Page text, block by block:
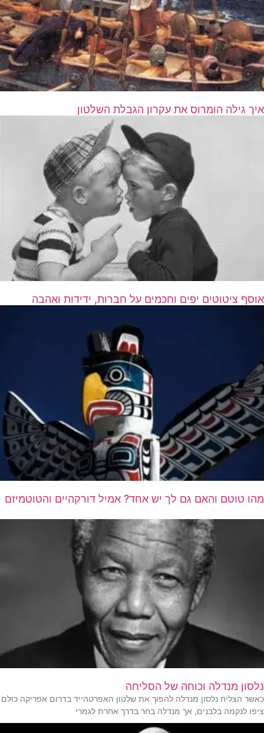
איך גילה הומרוס את עקרון הגבלת השלטון
אוסף ציטוטים יפים וחכמים על חברות, ידידות ואהבה
מהו טוטם והאם גם לך יש אחד? אמיל דורקהיים והטוטמיזם
נלסון מנדלה וכוחה של הסליחה
כאשר הצליח נלסון מנדלה להפוך את שלטון האפרטהייד בדרום אפריקה כולם
ציפו לנקמה בלבנים, אך מנדלה בחר בדרך אחרת לגמרי